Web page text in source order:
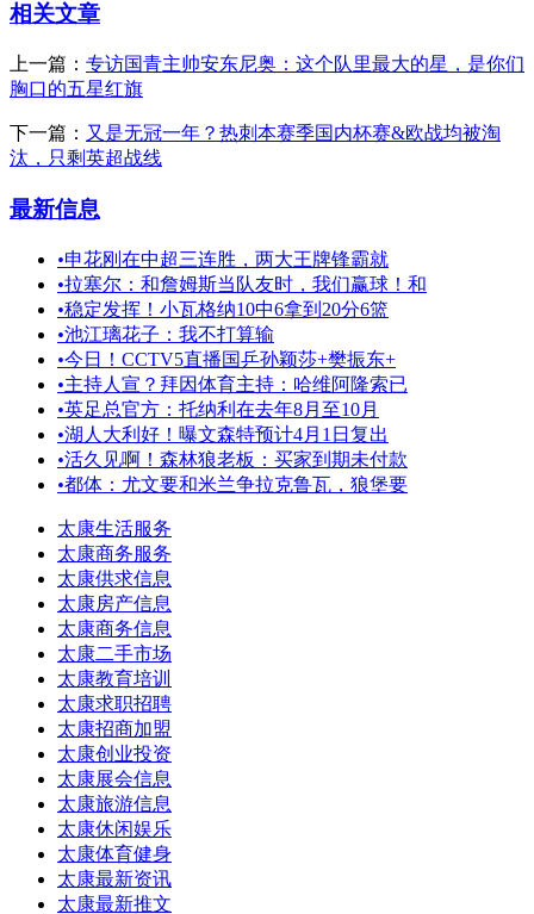
相关文章
上一篇： 专访国青主帅安东尼奥：这个队里最大的星，是你们
胸口的五星红旗
下一篇： 又是无冠一年？热刺本赛季国内杯赛&欧战均被淘
汰，只剩英超战线
最新信息
•申花刚在中超三连胜，两大王牌锋霸就
•拉塞尔：和詹姆斯当队友时，我们赢球！和
•稳定发挥！小瓦格纳10中6拿到20分6篮
•池江璃花子：我不打算输
•今日！CCTV5直播国乒孙颖莎+樊振东+
•主持人宣？拜因体育主持：哈维阿隆索已
•英足总官方：托纳利在去年8月至10月
•湖人大利好！曝文森特预计4月1日复出
•活久见啊！森林狼老板：买家到期未付款
•都体：尤文要和米兰争拉克鲁瓦，狼堡要
太康生活服务
太康商务服务
太康供求信息
太康房产信息
太康商务信息
太康二手市场
太康教育培训
太康求职招聘
太康招商加盟
太康创业投资
太康展会信息
太康旅游信息
太康休闲娱乐
太康体育健身
太康最新资讯
太康最新推文